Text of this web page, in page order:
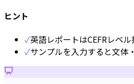
ヒント
✓英語レポートはCEFRレベ
✓サンプルを入力すると文体